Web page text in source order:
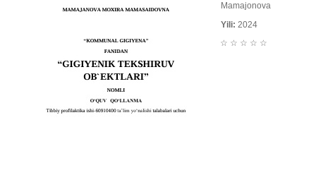
Mamajonova
Yili: 2024
☆
☆
☆
☆
☆